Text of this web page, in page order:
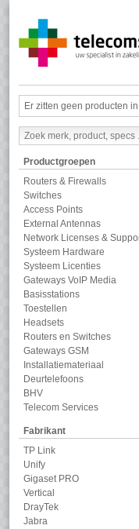
Er zitten geen producten
Productgroepen
Routers & Firewalls
Switches
Access Points
External Antennas
Network Licenses &
Systeem Hardware
Systeem Licenties
Gateways VoIP Media
Basisstations
Toestellen
Headsets
Routers en Switches
Gateways GSM
Installatiemateriaal
Deurtelefoons
BHV
Telecom Services
Fabrikant
TP Link
Unify
Gigaset PRO
Vertical
DrayTek
Jabra